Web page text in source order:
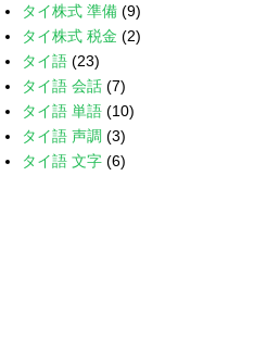
タイ株式 準備 (9)
タイ株式 税金 (2)
タイ語 (23)
タイ語 会話 (7)
タイ語 単語 (10)
タイ語 声調 (3)
タイ語 文字 (6)